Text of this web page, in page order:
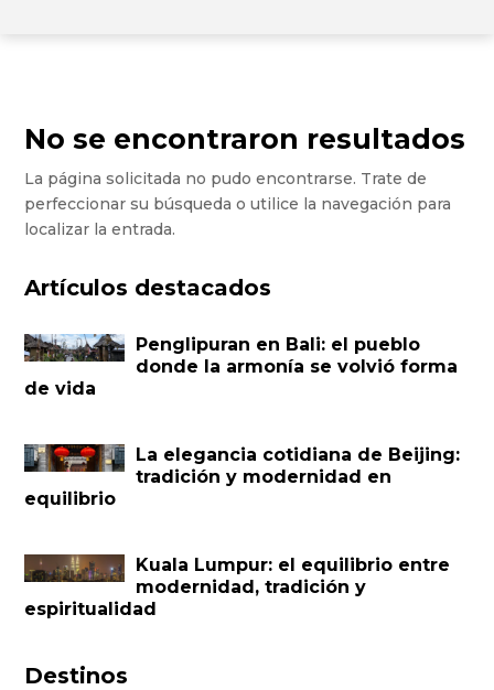
No se encontraron resultados
La página solicitada no pudo encontrarse. Trate de
perfeccionar su búsqueda o utilice la navegación para
localizar la entrada.
Artículos destacados
Penglipuran en Bali: el pueblo
donde la armonía se volvió forma
de vida
La elegancia cotidiana de Beijing:
tradición y modernidad en
equilibrio
Kuala Lumpur: el equilibrio entre
modernidad, tradición y
espiritualidad
Destinos